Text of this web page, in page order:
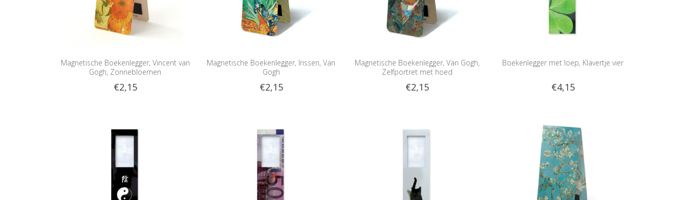
Magnetische Boekenlegger, Vincent van
Gogh, Zonnebloemen
€2,15
Magnetische Boekenlegger, Irissen, Van
Gogh
€2,15
Magnetische Boekenlegger, Van Gogh,
Zelfportret met hoed
€2,15
Boekenlegger met loep, Klavertje vier
€4,15